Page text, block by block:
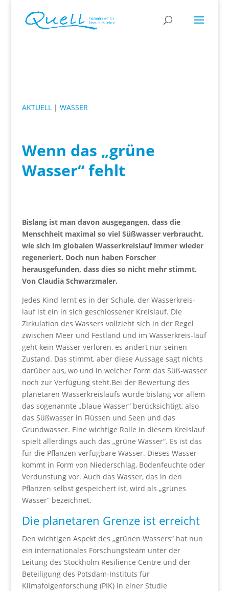
AKTUELL| WASSER
Wenn das „grüne
Wasser“ fehlt
Bislang ist man davon ausgegangen, dass die
Menschheit maximal so viel Süßwasser verbraucht,
wie sich im globalen Wasserkreislauf immer wieder
regeneriert. Doch nun haben Forscher
herausgefunden, dass dies so nicht mehr stimmt.
Von Claudia Schwarzmaler.
Jedes Kind lernt es in der Schule, der Wasserkreis-
lauf ist ein in sich geschlossener Kreislauf. Die
Zirkulation des Wassers vollzieht sich in der Regel
zwischen Meer und Festland und im Wasserkreis-lauf
geht kein Wasser verloren, es ändert nur seinen
Zustand. Das stimmt, aber diese Aussage sagt nichts
darüber aus, wo und in welcher Form das Süß-wasser
noch zur Verfügung steht.Bei der Bewertung des
planetaren Wasserkreislaufs wurde bislang vor allem
das sogenannte „blaue Wasser“ berücksichtigt, also
das Süßwasser in Flüssen und Seen und das
Grundwasser. Eine wichtige Rolle in diesem Kreislauf
spielt allerdings auch das „grüne Wasser“. Es ist das
für die Pflanzen verfügbare Wasser. Dieses Wasser
kommt in Form von Niederschlag, Bodenfeuchte oder
Verdunstung vor. Auch das Wasser, das in den
Pflanzen selbst gespeichert ist, wird als „grünes
Wasser“ bezeichnet.
Die planetaren Grenze ist erreicht
Den wichtigen Aspekt des „grünen Wassers“ hat nun
ein internationales Forschungsteam unter der
Leitung des Stockholm Resilience Centre und der
Beteiligung des Potsdam-Instituts für
Klimafolgenforschung (PIK) in einer Studie